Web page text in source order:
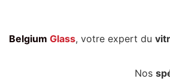
Belgium Glass, votre expert du
Nos